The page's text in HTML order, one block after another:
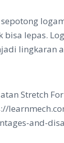
lepas.
lingkaran
Stretch
and-